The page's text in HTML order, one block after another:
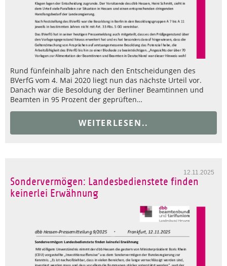
Rund fünfeinhalb Jahre nach den Entscheidungen des
BVerfG vom 4. Mai 2020 liegt nun das nächste Urteil vor.
Danach war die Besoldung der Berliner Beamtinnen und
Beamten in 95 Prozent der geprüften…
WEITERLESEN..
12.11.2025
Sondervermögen: Landesbedienstete finden
keinerlei Erwähnung